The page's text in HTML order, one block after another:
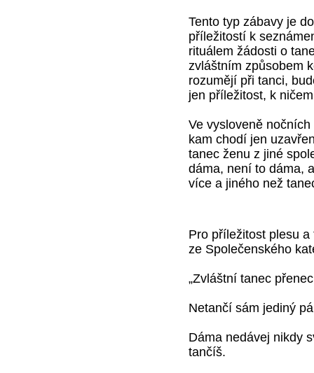
Tento typ zábavy je
příležitostí k
rituálem žádosti o
zvláštním způsobem
rozumějí při tanci,
jen příležitost, k
Ve vysloveně
kam chodí jen
tanec ženu z jiné
dáma, není to dáma,
více a jiného než
Pro příležitost plesu
ze Společenského
„Zvláštní tanec
Netančí sám jediný
Dáma nedávej nikdy
tančíš.